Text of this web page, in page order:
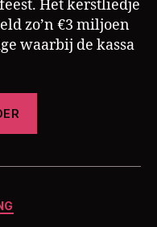
Het kerstliedje
zo’n €3 miljoen
waarbij de kassa
cashcow”
o